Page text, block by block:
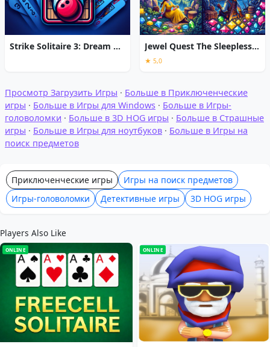
Strike Solitaire 3: Dream Resort Jewel Quest The Sleepless Star
★ 5,0
Просмотр Загрузить Игры · Больше в Приключенческие
игры · Больше в Игры для Windows · Больше в Игры-
головоломки · Больше в 3D HOG игры · Больше в Страшные
игры · Больше в Игры для ноутбуков · Больше в Игры на
поиск предметов
Приключенческие игры
Игры на поиск предметов
Игры-головоломки
Детективные игры 3D HOG игры
Players Also Like
ONLINE ONLINE